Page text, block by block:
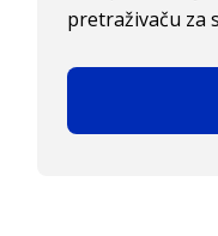
pretraživaču za